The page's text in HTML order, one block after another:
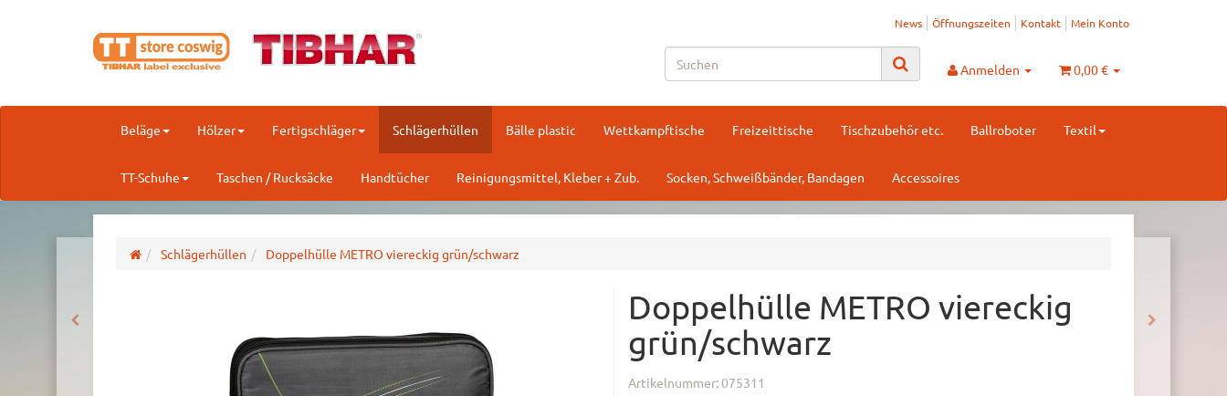
News Öffnungszeiten Kontakt Mein Konto
Anmelden 0,00 €
Beläge Hölzer Fertigschläger Schlägerhüllen Bälle plastic Wettkampftische Freizeittische Tischzubehör etc. Ballroboter Textil
TT-Schuhe Taschen / Rucksäcke Handtücher Reinigungsmittel, Kleber + Zub. Socken, Schweißbänder, Bandagen Accessoires
Schlägerhüllen Doppelhülle METRO viereckig grün/schwarz
Doppelhülle METRO viereckig
grün/schwarz
Artikelnummer:075311